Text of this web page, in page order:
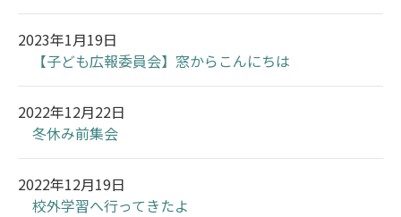
2023年1月19日
【子ども広報委員会】窓からこんにちは
2022年12月22日
冬休み前集会
2022年12月19日
校外学習へ行ってきたよ